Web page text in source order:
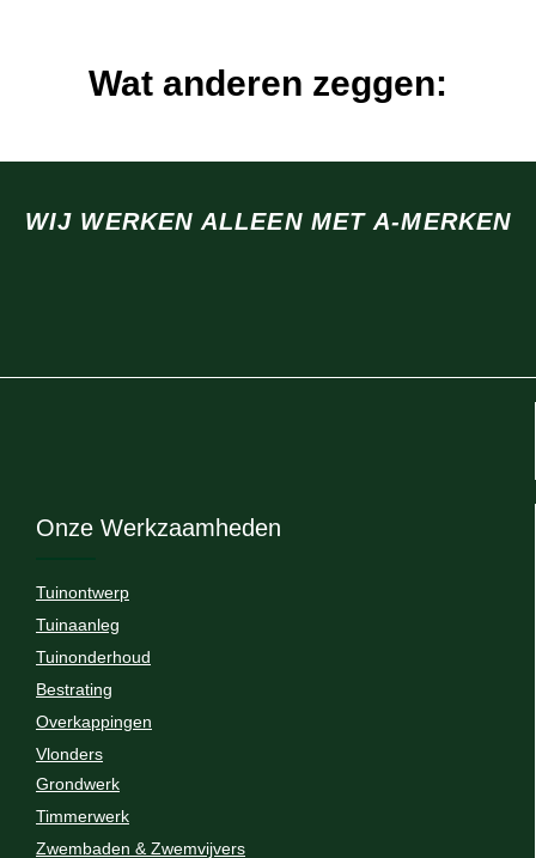
Wat anderen zeggen:
WIJ WERKEN ALLEEN MET A-MERKEN
Onze Werkzaamheden
Tuinontwerp
Tuinaanleg
Tuinonderhoud
Bestrating
Overkappingen
Vlonders
Grondwerk
Timmerwerk
Zwembaden & Zwemvijvers